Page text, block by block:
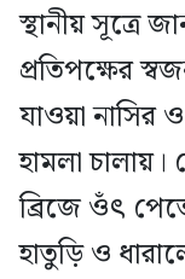
স্থানীয় সূত্রে
প্রতিপক্ষের
যাওয়া
হামলা
ব্রিজে ওঁৎ
হাতুড়ি ও